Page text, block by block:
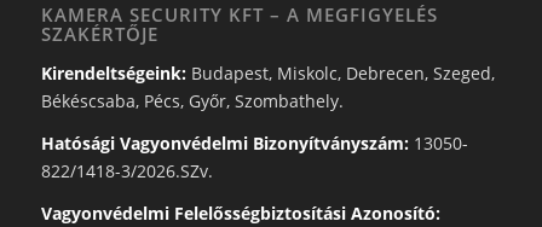
KAMERA SECURITY KFT – A MEGFIGYELÉS
SZAKÉRTŐJE
Kirendeltségeink:Budapest, Miskolc, Debrecen, Szeged,
Békéscsaba, Pécs, Győr, Szombathely.
Hatósági Vagyonvédelmi Bizonyítványszám:13050-
822/1418-3/2026.SZv.
Vagyonvédelmi Felelősségbiztosítási Azonosító: